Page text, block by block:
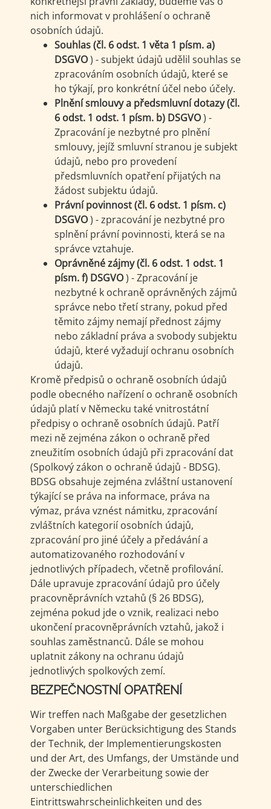
nich informovat v prohlášení o ochraně
osobních údajů.
Souhlas (čl. 6 odst. 1 věta 1 písm. a)
DSGVO) - subjekt údajů udělil souhlas se
zpracováním osobních údajů, které se
ho týkají, pro konkrétní účel nebo účely.
Plnění smlouvy a předsmluvní dotazy (čl.
6 odst. 1 odst. 1 písm. b) DSGVO) -
Zpracování je nezbytné pro plnění
smlouvy, jejíž smluvní stranou je subjekt
údajů, nebo pro provedení
předsmluvních opatření přijatých na
žádost subjektu údajů.
Právní povinnost (čl. 6 odst. 1 písm. c)
DSGVO) - zpracování je nezbytné pro
splnění právní povinnosti, která se na
správce vztahuje.
Oprávněné zájmy (čl. 6 odst. 1 odst. 1
písm. f) DSGVO) - Zpracování je
nezbytné k ochraně oprávněných zájmů
správce nebo třetí strany, pokud před
těmito zájmy nemají přednost zájmy
nebo základní práva a svobody subjektu
údajů, které vyžadují ochranu osobních
údajů.
Kromě předpisů o ochraně osobních údajů
podle obecného nařízení o ochraně osobních
údajů platí v Německu také vnitrostátní
předpisy o ochraně osobních údajů. Patří
mezi ně zejména zákon o ochraně před
zneužitím osobních údajů při zpracování dat
(Spolkový zákon o ochraně údajů - BDSG).
BDSG obsahuje zejména zvláštní ustanovení
týkající se práva na informace, práva na
výmaz, práva vznést námitku, zpracování
zvláštních kategorií osobních údajů,
zpracování pro jiné účely a předávání a
automatizovaného rozhodování v
jednotlivých případech, včetně profilování.
Dále upravuje zpracování údajů pro účely
pracovněprávních vztahů (§ 26 BDSG),
zejména pokud jde o vznik, realizaci nebo
ukončení pracovněprávních vztahů, jakož i
souhlas zaměstnanců. Dále se mohou
uplatnit zákony na ochranu údajů
jednotlivých spolkových zemí.
BEZPEČNOSTNÍ OPATŘENÍ
Wir treffen nach Maßgabe der gesetzlichen
Vorgaben unter Berücksichtigung des Stands
der Technik, der Implementierungskosten
und der Art, des Umfangs, der Umstände und
der Zwecke der Verarbeitung sowie der
unterschiedlichen
Eintrittswahrscheinlichkeiten und des